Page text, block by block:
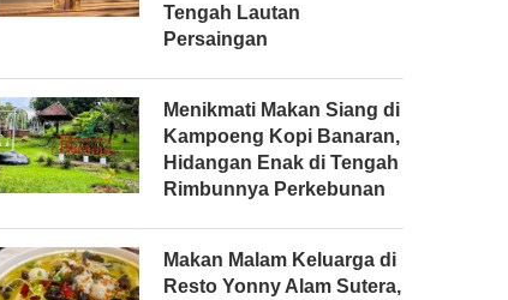
Tengah Lautan
Persaingan
Menikmati Makan Siang di
Kampoeng Kopi Banaran,
Hidangan Enak di Tengah
Rimbunnya Perkebunan
Makan Malam Keluarga di
Resto Yonny Alam Sutera,